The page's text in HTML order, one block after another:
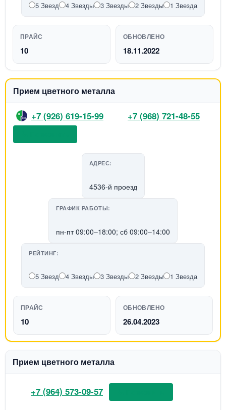
5 Звезд 4 Звезды 3 Звезды 2 Звезды 1 Звезда
ПРАЙС
10
ОБНОВЛЕНО
18.11.2022
Прием цветного металла
+7 (926) 619-15-99 +7 (968) 721-48-55
АДРЕС:
4536-й проезд
ГРАФИК РАБОТЫ:
пн-пт 09:00–18:00; сб 09:00–14:00
РЕЙТИНГ:
5 Звезд 4 Звезды 3 Звезды 2 Звезды 1 Звезда
ПРАЙС
10
ОБНОВЛЕНО
26.04.2023
Прием цветного металла
+7 (964) 573-09-57